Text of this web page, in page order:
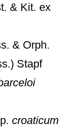
& Kit. ex
& Orph.
Stapf
croaticum